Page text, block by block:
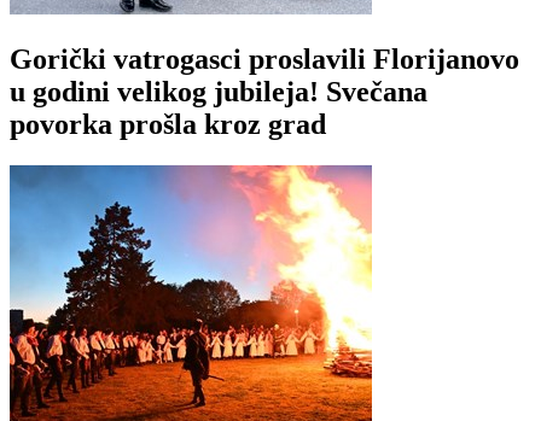
Gorički vatrogasci proslavili Florijanovo
u godini velikog jubileja! Svečana
povorka prošla kroz grad